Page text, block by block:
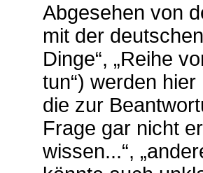
Abgesehen von
mit der
Dinge“, „Reihe
tun“) werden
die zur
Frage gar nicht
wissen...“,